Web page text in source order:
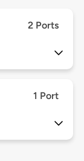
2 Ports
1 Port